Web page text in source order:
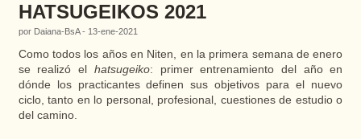
HATSUGEIKOS 2021
por Daiana-BsA - 13-ene-2021
Como todos los años en Niten, en la primera semana de enero
se realizó el
hatsugeiko: primer entrenamiento del año en
dónde los practicantes definen sus objetivos para el nuevo
ciclo, tanto en lo personal, profesional, cuestiones de estudio o
del camino.